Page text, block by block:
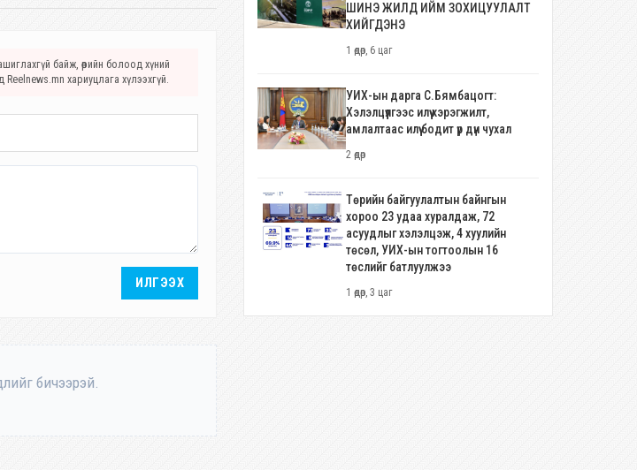
байж, өөрийн болоод хүний
хариуцлага хүлээхгүй.
ИЛГЭЭХ
бичээрэй.
ШИНЭ ЖИЛД ИЙМ ЗОХИЦУУЛАЛТ
ХИЙГДЭНЭ
1 өдөр, 6 цаг
УИХ-ын дарга С.Бямбацогт:
Хэлэлцүүлгээс илүү хэрэгжилт,
амлалтаас илүү бодит үр дүн чухал
2 өдөр
Төрийн байгуулалтын байнгын
хороо 23 удаа хуралдаж, 72
асуудлыг хэлэлцэж, 4 хуулийн
төсөл, УИХ-ын тогтоолын 16
төслийг батлуулжээ
1 өдөр, 3 цаг